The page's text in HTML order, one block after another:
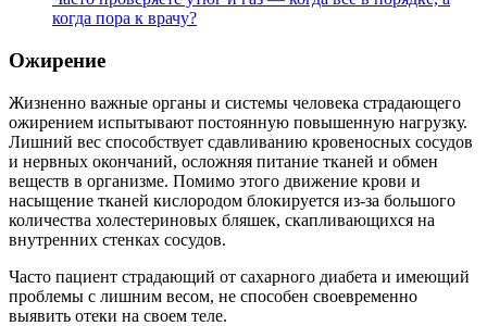
когда пора к врачу?
Ожирение
Жизненно важные органы и системы человека страдающего
ожирением испытывают постоянную повышенную нагрузку.
Лишний вес способствует сдавливанию кровеносных сосудов
и нервных окончаний, осложняя питание тканей и обмен
веществ в организме. Помимо этого движение крови и
насыщение тканей кислородом блокируется из-за большого
количества холестериновых бляшек, скапливающихся на
внутренних стенках сосудов.
Часто пациент страдающий от сахарного диабета и имеющий
проблемы с лишним весом, не способен своевременно
выявить отеки на своем теле.